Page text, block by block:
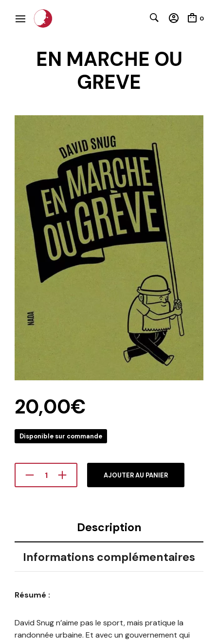
0
EN MARCHE OU
GREVE
20,00€
Disponible sur commande
AJOUTER AU PANIER
Description
Informations complémentaires
Résumé :
David Snug n’aime pas le sport, mais pratique la
randonnée urbaine. Et avec un gouvernement qui